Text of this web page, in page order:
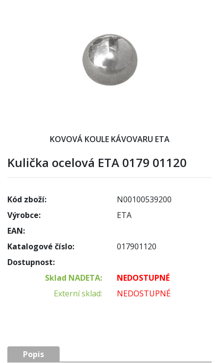
KOVOVÁ KOULE KÁVOVARU ETA
Kulička ocelová ETA 0179 01120
Kód zboží:
N00100539200
Výrobce:
ETA
EAN:
Katalogové číslo:
017901120
Dostupnost:
Sklad NADETA:
NEDOSTUPNÉ
Externí sklad:
NEDOSTUPNÉ
Popis